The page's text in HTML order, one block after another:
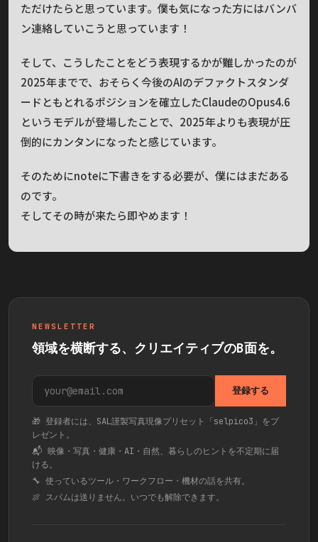
ただけたらと思っています。僕も気になった方にはバンバ
ン連絡していこうと思っています！
そして、こうしたことをどう表現するかが難しかったのが
2025年までで、おそらく今後のAIのデファクトスタンダ
ードともとれるポジションを確立したClaudeのOpus4.6
というモデルが登場したことで、2025年よりも表現が圧
倒的にカンタンになったと感じています。
そのためにnoteに下書きをする必要が、僕にはまだある
のです。
そしてその時が来たら即やめます！
NEWSLETTER
領域を横断する、クリエイティブのB面を。
登録する
🎁 登録者には、SAL謹製写真現像プリセット「selpico3」をプ
レゼント。
📬 映像・写真・健康・AI・自然、暮らしのヒントを不定期に届
ける。
🔧 使っているツール・ワークフロー・機材の話を共有。
🍖 スパムは送りません。いつでも解除できます。